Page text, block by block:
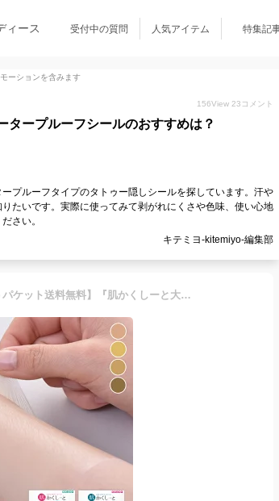
ィース 受付中の質問 人気アイテム 特集記
ーションを含みます
156View 23 コメント
タープルーフシールのおすすめは？
プルーフタイプのタトゥー隠しシールを探しています。汗や
たいです。実際に使ってみて剥がれにくさや色味、使い心地
さい。
キテミヨ-kitemiyo-編集部
タトゥー隠し【大判・3枚入り・ゆうパケット送料無料】『肌かくしーと大判3枚セット』タトゥー・傷あと・あざを隠すスキンカバーシート！[3枚入り]ウォータープルーフ 極うす0.02mm ファンデーション 隠す テープ シート シール